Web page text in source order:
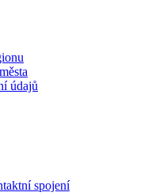
údajů
spojení